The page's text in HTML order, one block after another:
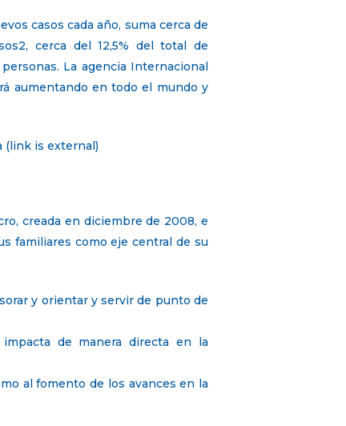
casos cada año, suma cerca de
cerca del 12,5% del total de
La agencia Internacional
aumentando en todo el mundo y
(link is external)
creada en diciembre de 2008, e
familiares como eje central de su
y orientar y servir de punto de
de manera directa en la
al fomento de los avances en la